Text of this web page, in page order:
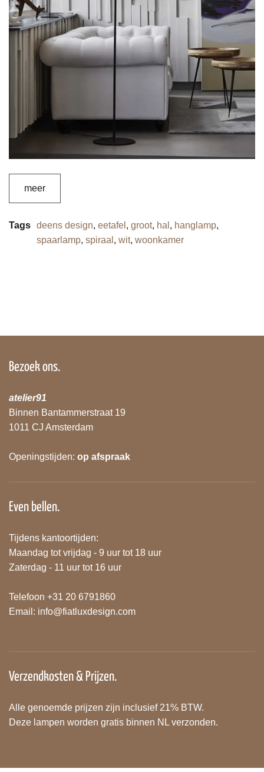
meer
Tags deens design, eetafel , groot, hal , hanglamp,
spaarlamp, spiraal , wit, woonkamer
Bezoek ons.
atelier91
Binnen Bantammerstraat 19
1011 CJ Amsterdam
Openingstijden: op afspraak
Even bellen.
Tijdens kantoortijden:
Maandag tot vrijdag - 9 uur tot 18 uur
Zaterdag - 11 uur tot 16 uur
Telefoon +31 20 6791860
Email: info@fiatluxdesign.com
Verzendkosten & Prijzen.
Alle genoemde prijzen zijn inclusief 21% BTW.
Deze lampen worden gratis binnen NL verzonden.